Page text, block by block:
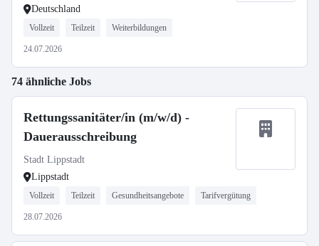
Deutschland
Vollzeit Teilzeit Weiterbildungen
24.07.2026
74 ähnliche Jobs
Rettungssanitäter/in (m/w/d) -
Dauerausschreibung
Stadt Lippstadt
Lippstadt
Vollzeit Teilzeit Gesundheitsangebote Tarifvergütung
28.07.2026